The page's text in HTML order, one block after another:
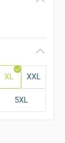
XL XXL
5XL